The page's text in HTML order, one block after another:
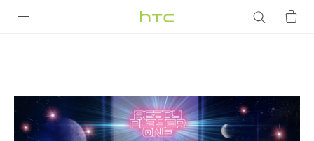
G REIGNS
智慧型手機